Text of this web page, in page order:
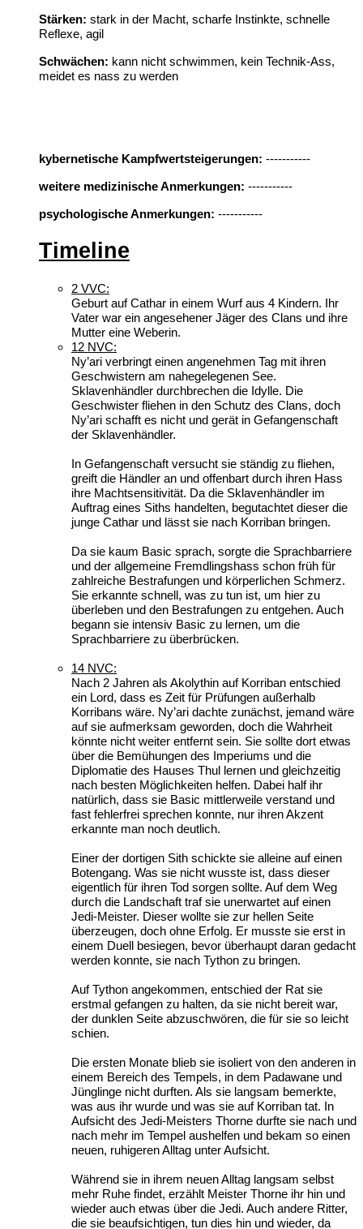
Stärken: stark in der Macht, scharfe Instinkte, schnelle
Reflexe, agil
Schwächen: kann nicht schwimmen, kein Technik-Ass,
meidet es nass zu werden
kybernetische Kampfwertsteigerungen: -----------
weitere medizinische Anmerkungen: -----------
psychologische Anmerkungen: -----------
Timeline
2 VVC:
Geburt auf Cathar in einem Wurf aus 4 Kindern. Ihr
Vater war ein angesehener Jäger des Clans und ihre
Mutter eine Weberin.
12 NVC:
Ny’ari verbringt einen angenehmen Tag mit ihren
Geschwistern am nahegelegenen See.
Sklavenhändler durchbrechen die Idylle. Die
Geschwister fliehen in den Schutz des Clans, doch
Ny’ari schafft es nicht und gerät in Gefangenschaft
der Sklavenhändler.
In Gefangenschaft versucht sie ständig zu fliehen,
greift die Händler an und offenbart durch ihren Hass
ihre Machtsensitivität. Da die Sklavenhändler im
Auftrag eines Siths handelten, begutachtet dieser die
junge Cathar und lässt sie nach Korriban bringen.
Da sie kaum Basic sprach, sorgte die Sprachbarriere
und der allgemeine Fremdlingshass schon früh für
zahlreiche Bestrafungen und körperlichen Schmerz.
Sie erkannte schnell, was zu tun ist, um hier zu
überleben und den Bestrafungen zu entgehen. Auch
begann sie intensiv Basic zu lernen, um die
Sprachbarriere zu überbrücken.
14 NVC:
Nach 2 Jahren als Akolythin auf Korriban entschied
ein Lord, dass es Zeit für Prüfungen außerhalb
Korribans wäre. Ny’ari dachte zunächst, jemand wäre
auf sie aufmerksam geworden, doch die Wahrheit
könnte nicht weiter entfernt sein. Sie sollte dort etwas
über die Bemühungen des Imperiums und die
Diplomatie des Hauses Thul lernen und gleichzeitig
nach besten Möglichkeiten helfen. Dabei half ihr
natürlich, dass sie Basic mittlerweile verstand und
fast fehlerfrei sprechen konnte, nur ihren Akzent
erkannte man noch deutlich.
Einer der dortigen Sith schickte sie alleine auf einen
Botengang. Was sie nicht wusste ist, dass dieser
eigentlich für ihren Tod sorgen sollte. Auf dem Weg
durch die Landschaft traf sie unerwartet auf einen
Jedi-Meister. Dieser wollte sie zur hellen Seite
überzeugen, doch ohne Erfolg. Er musste sie erst in
einem Duell besiegen, bevor überhaupt daran gedacht
werden konnte, sie nach Tython zu bringen.
Auf Tython angekommen, entschied der Rat sie
erstmal gefangen zu halten, da sie nicht bereit war,
der dunklen Seite abzuschwören, die für sie so leicht
schien.
Die ersten Monate blieb sie isoliert von den anderen in
einem Bereich des Tempels, in dem Padawane und
Jünglinge nicht durften. Als sie langsam bemerkte,
was aus ihr wurde und was sie auf Korriban tat. In
Aufsicht des Jedi-Meisters Thorne durfte sie nach und
nach mehr im Tempel aushelfen und bekam so einen
neuen, ruhigeren Alltag unter Aufsicht.
Während sie in ihrem neuen Alltag langsam selbst
mehr Ruhe findet, erzählt Meister Thorne ihr hin und
wieder auch etwas über die Jedi. Auch andere Ritter,
die sie beaufsichtigen, tun dies hin und wieder, da